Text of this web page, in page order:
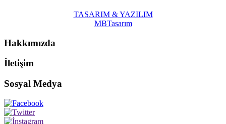
TASARIM & YAZILIM
MBTasarım
Hakkımızda
İletişim
Sosyal Medya